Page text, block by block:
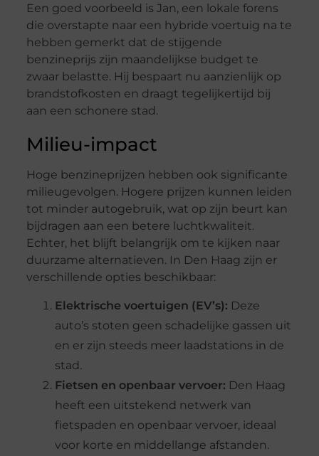
Een goed voorbeeld is Jan, een lokale forens
die overstapte naar een hybride voertuig na te
hebben gemerkt dat de stijgende
benzineprijs zijn maandelijkse budget te
zwaar belastte. Hij bespaart nu aanzienlijk op
brandstofkosten en draagt tegelijkertijd bij
aan een schonere stad.
Milieu-impact
Hoge benzineprijzen hebben ook significante
milieugevolgen. Hogere prijzen kunnen leiden
tot minder autogebruik, wat op zijn beurt kan
bijdragen aan een betere luchtkwaliteit.
Echter, het blijft belangrijk om te kijken naar
duurzame alternatieven. In Den Haag zijn er
verschillende opties beschikbaar:
Elektrische voertuigen (EV’s): Deze
auto’s stoten geen schadelijke gassen uit
en er zijn steeds meer laadstations in de
stad.
Fietsen en openbaar vervoer: Den Haag
heeft een uitstekend netwerk van
fietspaden en openbaar vervoer, ideaal
voor korte en middellange afstanden.